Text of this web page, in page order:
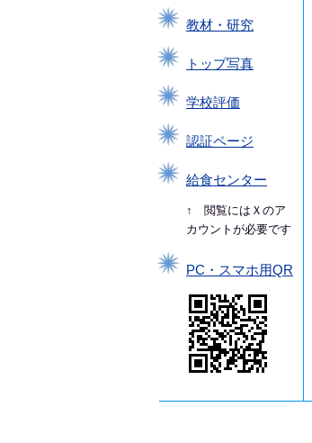
教材・研究
トップ写真
学校評価
認証ページ
給食センター
↑ 閲覧にはＸのア
カウントが必要です
PC・スマホ用QR